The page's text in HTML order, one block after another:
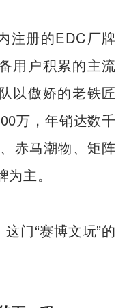
注册的EDC厂牌
用户积累的主流
以傲娇的老铁匠
万，年销达数千
赤马潮物、矩阵
主。
门“赛博文玩”的